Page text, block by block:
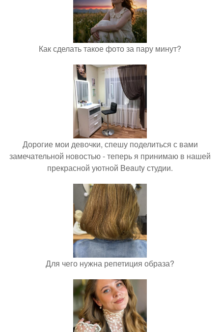
Как сделать такое фото за пару минут?
Дорогие мои девочки, спешу поделиться с вами
замечательной новостью - теперь я принимаю в нашей
прекрасной уютной Beauty студии.
Для чего нужна репетиция образа?